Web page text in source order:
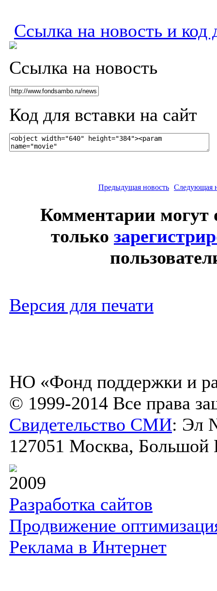
Ссылка на новость и код
Ссылка на новость
Код для вставки на сайт
Предыдущая новость Следующая
Комментарии могут
только
Версия для печати
НО «Фонд поддержки и
© 1999-2014 Все права
Свидетельство СМИ: Эл
127051 Москва, Большой
2009
Разработка сайтов
Продвижение
Реклама в Интернет